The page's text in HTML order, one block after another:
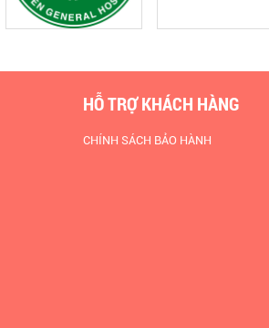
HỖ TRỢ KHÁCH HÀNG
CHÍNH SÁCH BẢO HÀNH